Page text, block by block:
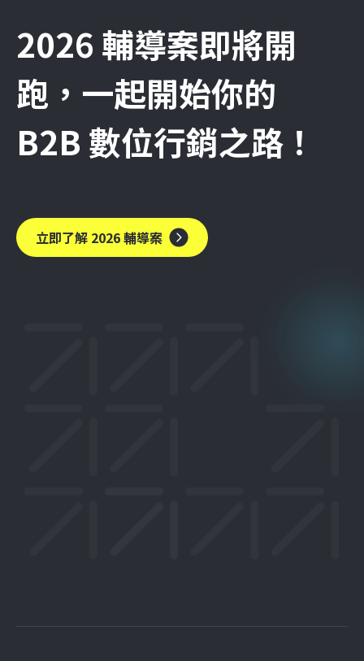
2026 輔導案即將開
跑，一起開始你的
B2B 數位行銷之路！
立即了解 2026 輔導案